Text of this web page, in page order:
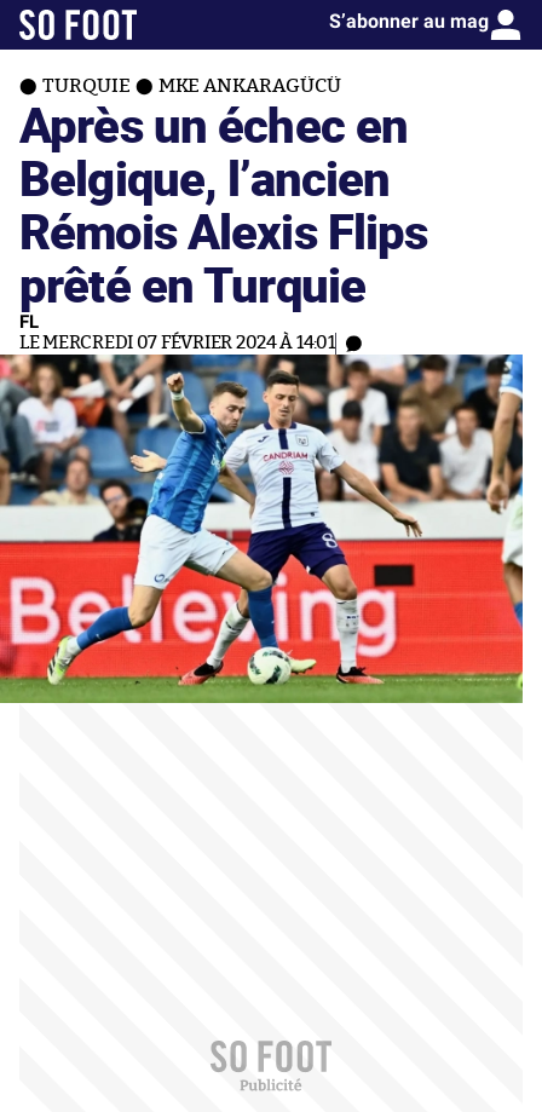
S’abonner au mag
TURQUIE MKE ANKARAGÜCÜ
Après un échec en
Belgique, l’ancien
Rémois Alexis Flips
prêté en Turquie
FL
LE MERCREDI 07 FÉVRIER 2024 À 14:01